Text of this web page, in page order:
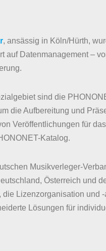
, ansässig in Köln/Hürth,
auf Datenmanagement –
sind die
die Aufbereitung und
Veröffentlichungen für
Katalog.
Musikverleger-
Österreich und
Lizenzorganisation und
Lösungen für